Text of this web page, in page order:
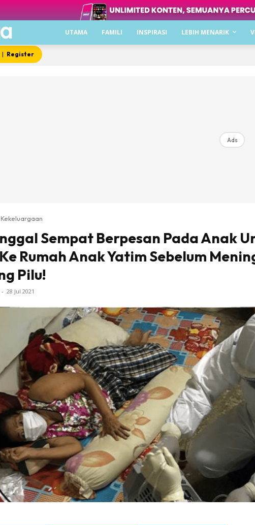
UTAMA FAMILI INSPIRASI LEBIH MENARIK
| Register
Ads
Kekeluargaan
Sempat Berpesan Pada Anak
Rumah Anak Yatim Sebelum
Pilu!
- 28 Jul 2021